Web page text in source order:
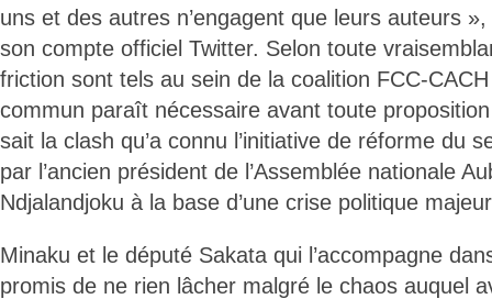
uns et des autres n’engagent que leurs auteurs
son compte officiel Twitter. Selon toute
friction sont tels au sein de la coalition FCC-CACH
commun paraît nécessaire avant toute proposition
sait la clash qu’a connu l’initiative de réforme du
par l’ancien président de l’Assemblée nationale
Ndjalandjoku à la base d’une crise politique
Minaku et le député Sakata qui l’accompagne
promis de ne rien lâcher malgré le chaos auquel